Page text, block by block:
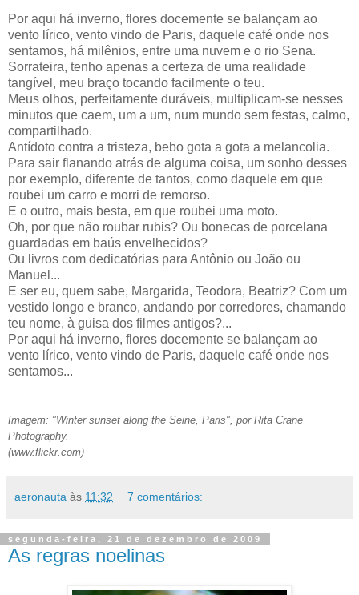
Por aqui há inverno, flores docemente se balançam ao
vento lírico, vento vindo de Paris, daquele café onde nos
sentamos, há milênios, entre uma nuvem e o rio Sena.
Sorrateira, tenho apenas a certeza de uma realidade
tangível, meu braço tocando facilmente o teu.
Meus olhos, perfeitamente duráveis, multiplicam-se nesses
minutos que caem, um a um, num mundo sem festas, calmo,
compartilhado.
Antídoto contra a tristeza, bebo gota a gota a melancolia.
Para sair flanando atrás de alguma coisa, um sonho desses
por exemplo, diferente de tantos, como daquele em que
roubei um carro e morri de remorso.
E o outro, mais besta, em que roubei uma moto.
Oh, por que não roubar rubis? Ou bonecas de porcelana
guardadas em baús envelhecidos?
Ou livros com dedicatórias para Antônio ou João ou
Manuel...
E ser eu, quem sabe, Margarida, Teodora, Beatriz? Com um
vestido longo e branco, andando por corredores, chamando
teu nome, à guisa dos filmes antigos?...
Por aqui há inverno, flores docemente se balançam ao
vento lírico, vento vindo de Paris, daquele café onde nos
sentamos...
Imagem: "Winter sunset along the Seine, Paris", por Rita Crane
Photography.
(www.flickr.com)
aeronauta às 11:32 7 comentários:
segunda-feira, 21 de dezembro de 2009
As regras noelinas